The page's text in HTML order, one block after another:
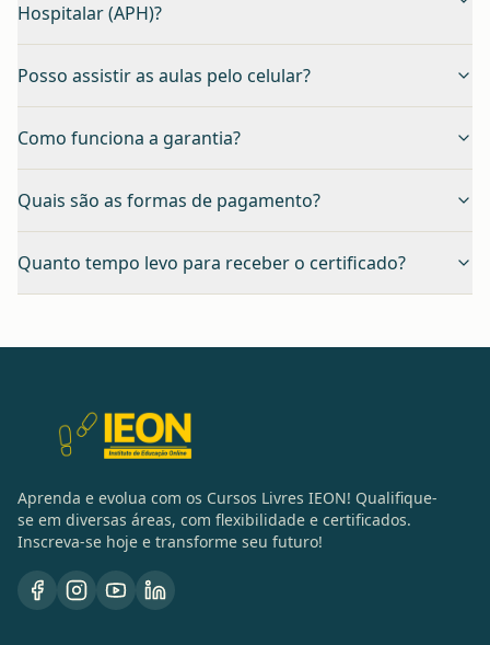
Hospitalar (APH)?
Posso assistir as aulas pelo celular?
Como funciona a garantia?
Quais são as formas de pagamento?
Quanto tempo levo para receber o certificado?
Aprenda e evolua com os Cursos Livres IEON! Qualifique-
se em diversas áreas, com flexibilidade e certificados.
Inscreva-se hoje e transforme seu futuro!